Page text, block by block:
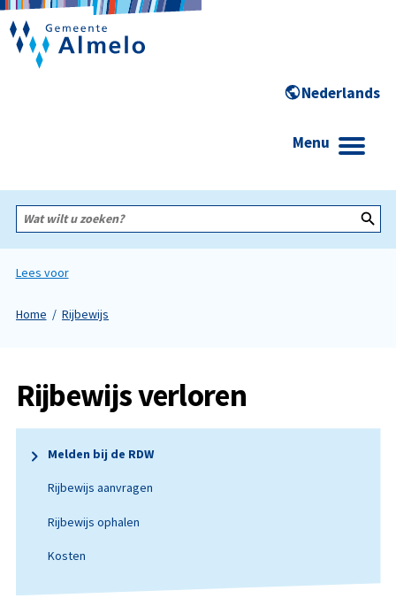
Menu
Wat
wilt
zoeken?
Lees voor
Home Rijbewijs
Rijbewijs verloren
Melden bij de RDW
Rijbewijs aanvragen
Rijbewijs ophalen
Kosten